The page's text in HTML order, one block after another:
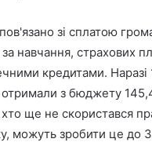
зі сплатою
навчання, страхових
кредитами. Наразі
отримали з бюджету
хто ще не скористався
можуть зробити це до